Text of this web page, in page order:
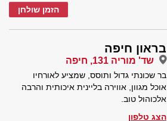
הזמן שולחן
בראון חיפה
שד' מוריה 131, חיפה
בר שכונתי גדול ותוסס, שמציע לאורחיו
אוכל מגוון, אווירה בליינית איכותית והרבה
אלכוהול טוב.
הצג טלפון